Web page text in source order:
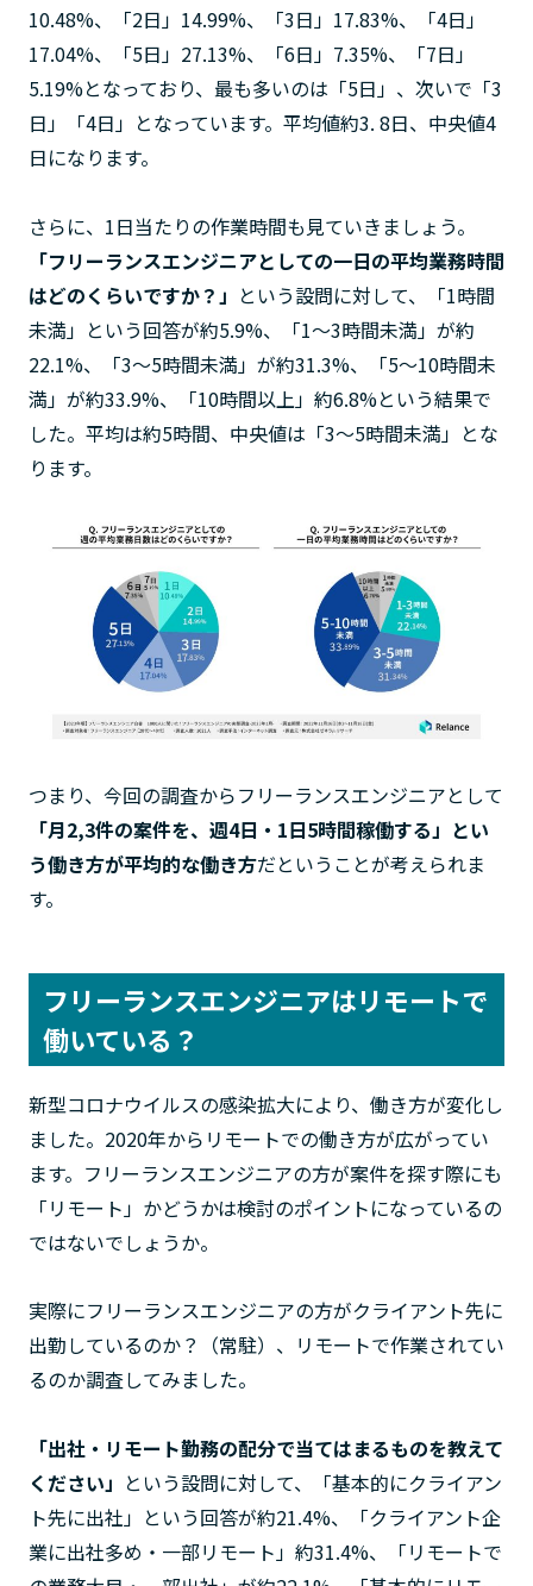
10.48%、「2日」14.99%、「3日」17.83%、「4日」
17.04%、「5日」27.13%、「6日」7.35%、「7日」
5.19%となっており、最も多いのは「5日」、次いで「3
日」「4日」となっています。平均値約3. 8日、中央値4
日になります。
さらに、1日当たりの作業時間も見ていきましょう。
「フリーランスエンジニアとしての一日の平均業務時間
はどのくらいですか？」 という設問に対して、「1時間
未満」という回答が約5.9%、「1～3時間未満」が約
22.1%、「3～5時間未満」が約31.3%、「5～10時間未
満」が約33.9%、「10時間以上」約6.8%という結果で
した。平均は約5時間、中央値は「3～5時間未満」とな
ります。
つまり、今回の調査からフリーランスエンジニアとして
「月2,3件の案件を、週4日・1日5時間稼働する」とい
う働き方が平均的な働き方だということが考えられま
す。
フリーランスエンジニアはリモートで
働いている？
新型コロナウイルスの感染拡大により、働き方が変化し
ました。2020年からリモートでの働き方が広がってい
ます。フリーランスエンジニアの方が案件を探す際にも
「リモート」かどうかは検討のポイントになっているの
ではないでしょうか。
実際にフリーランスエンジニアの方がクライアント先に
出勤しているのか？（常駐）、リモートで作業されてい
るのか調査してみました。
「出社・リモート勤務の配分で当てはまるものを教えて
ください」 という設問に対して、「基本的にクライアン
ト先に出社」という回答が約21.4%、「クライアント企
業に出社多め・一部リモート」約31.4%、「リモートで